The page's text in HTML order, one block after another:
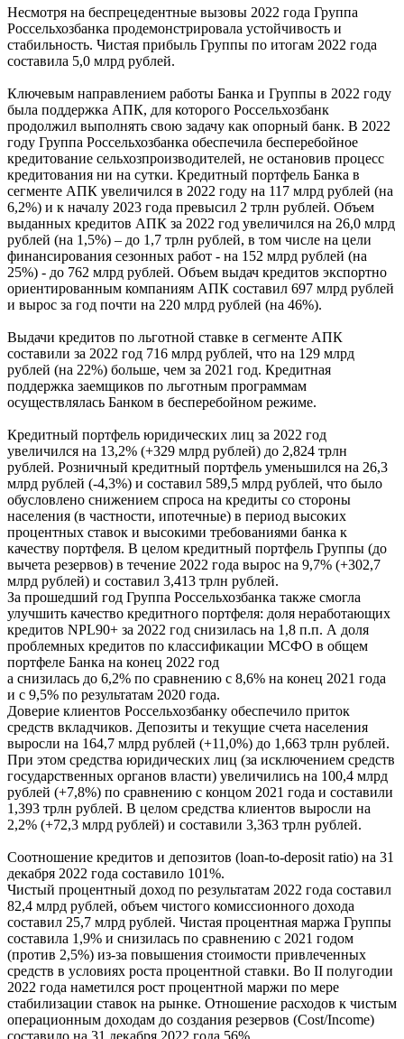
Несмотря на беспрецедентные вызовы 2022 года Группа
Россельхозбанка продемонстрировала устойчивость и
стабильность. Чистая прибыль Группы по итогам 2022 года
составила 5,0 млрд рублей.
Ключевым направлением работы Банка и Группы в 2022 году
была поддержка АПК, для которого Россельхозбанк
продолжил выполнять свою задачу как опорный банк. В 2022
году Группа Россельхозбанка обеспечила бесперебойное
кредитование сельхозпроизводителей, не остановив процесс
кредитования ни на сутки. Кредитный портфель Банка в
сегменте АПК увеличился в 2022 году на 117 млрд рублей (на
6,2%) и к началу 2023 года превысил 2 трлн рублей. Объем
выданных кредитов АПК за 2022 год увеличился на 26,0 млрд
рублей (на 1,5%) – до 1,7 трлн рублей, в том числе на цели
финансирования сезонных работ - на 152 млрд рублей (на
25%) - до 762 млрд рублей. Объем выдач кредитов экспортно
ориентированным компаниям АПК составил 697 млрд рублей
и вырос за год почти на 220 млрд рублей (на 46%).
Выдачи кредитов по льготной ставке в сегменте АПК
составили за 2022 год 716 млрд рублей, что на 129 млрд
рублей (на 22%) больше, чем за 2021 год. Кредитная
поддержка заемщиков по льготным программам
осуществлялась Банком в бесперебойном режиме.
Кредитный портфель юридических лиц за 2022 год
увеличился на 13,2% (+329 млрд рублей) до 2,824 трлн
рублей. Розничный кредитный портфель уменьшился на 26,3
млрд рублей (-4,3%) и составил 589,5 млрд рублей, что было
обусловлено снижением спроса на кредиты со стороны
населения (в частности, ипотечные) в период высоких
процентных ставок и высокими требованиями банка к
качеству портфеля. В целом кредитный портфель Группы (до
вычета резервов) в течение 2022 года вырос на 9,7% (+302,7
млрд рублей) и составил 3,413 трлн рублей.
За прошедший год Группа Россельхозбанка также смогла
улучшить качество кредитного портфеля: доля неработающих
кредитов NPL90+ за 2022 год снизилась на 1,8 п.п. А доля
проблемных кредитов по классификации МСФО в общем
портфеле Банка на конец 2022 год
а снизилась до 6,2% по сравнению с 8,6% на конец 2021 года
и с 9,5% по результатам 2020 года.
Доверие клиентов Россельхозбанку обеспечило приток
средств вкладчиков. Депозиты и текущие счета населения
выросли на 164,7 млрд рублей (+11,0%) до 1,663 трлн рублей.
При этом средства юридических лиц (за исключением средств
государственных органов власти) увеличились на 100,4 млрд
рублей (+7,8%) по сравнению с концом 2021 года и составили
1,393 трлн рублей. В целом средства клиентов выросли на
2,2% (+72,3 млрд рублей) и составили 3,363 трлн рублей.
Соотношение кредитов и депозитов (loan-to-deposit ratio) на 31
декабря 2022 года составило 101%.
Чистый процентный доход по результатам 2022 года составил
82,4 млрд рублей, объем чистого комиссионного дохода
составил 25,7 млрд рублей. Чистая процентная маржа Группы
составила 1,9% и снизилась по сравнению с 2021 годом
(против 2,5%) из-за повышения стоимости привлеченных
средств в условиях роста процентной ставки. Во II полугодии
2022 года наметился рост процентной маржи по мере
стабилизации ставок на рынке. Отношение расходов к чистым
операционным доходам до создания резервов (Cost/Income)
составило на 31 декабря 2022 года 56%.